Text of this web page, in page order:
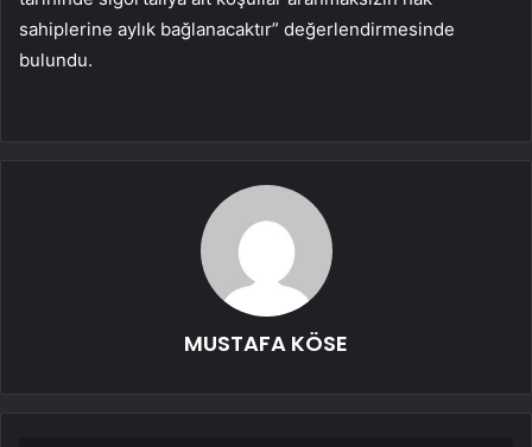
sahiplerine aylık bağlanacaktır” değerlendirmesinde
bulundu.
MUSTAFA KÖSE